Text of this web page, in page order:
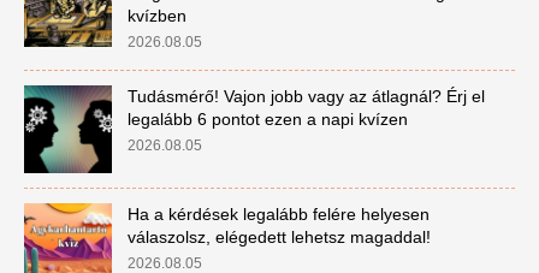
kvízben
2026.08.05
Tudásmérő! Vajon jobb vagy az átlagnál? Érj el
legalább 6 pontot ezen a napi kvízen
2026.08.05
Ha a kérdések legalább felére helyesen
válaszolsz, elégedett lehetsz magaddal!
2026.08.05